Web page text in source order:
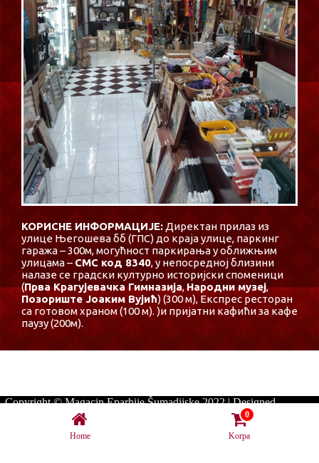
КОРИСНЕ ИНФОРМАЦИЈЕ: Директан прилаз из
улице Његошева бб (ГПС) до краја улице, паркинг
гаража – 300м, могућност паркирања у оближњим
улицама – СМС код 8340, у непосредној близини
налазе се градски културно историјски споменици
(Прва Крагујевачка Гимназија,Народни музеј,
Позориште Јоаким Вујић) (300 м), Експрес ресторан
са готовом храном (100 м). )и пријатни кафићи за кафе
паузу (200м).
Copyright © Magacin Eparhije Šumadijske 2022 | Designed
by:
Home
0
Korpa